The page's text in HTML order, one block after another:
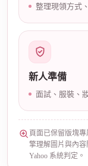
整理現領方式
新人準備
面試、服裝、
頁面已保留版塊
擎理解圖片與內容
Yahoo 系統判定。